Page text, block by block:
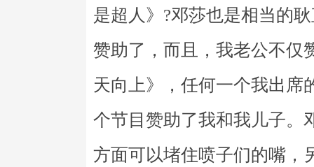
是超人》?邓莎也是相当的
赞助了，而且，我老公不仅
天向上》，任何一个我出席
个节目赞助了我和我儿子。
方面可以堵住喷子们的嘴，